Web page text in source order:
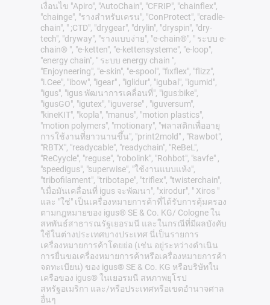
เงื่อนไข "Apiro", "AutoChain", "CFRIP", "chainflex",
"chainge", "รางสำหรับเครน", "ConProtect", "cradle-
chain", " ;CTD", "drygear", "drylin", "dryspin", "dry-
tech", "dryway", "รางแบบง่าย", "e-chain®", " ระบบ e-
chain® ", "e-ketten", "e-kettensysteme", "e-loop",
"energy chain", " ระบบ energy chain ",
"Enjoyneering", "e-skin", "e-spool", "fixflex", "flizz",
"i.Cee", "ibow", "igear" , "iglidur", "igubal", "igumid",
"igus", "igus พัฒนาการเคลื่อนที่", "igus:bike",
"igusGO", "igutex", "iguverse" , "iguversum",
"kineKIT", "kopla", "manus", "motion plastics",
"motion polymers", "motionary", "พลาสติกเพื่ออายุ
การใช้งานที่ยาวนานขึ้น", "print2mold" , "Rawbot",
"RBTX", "readycable", "readychain", "ReBeL",
"ReCyycle", "reguse", "robolink", "Rohbot", "savfe" ,
"speedigus", "superwise", "ใช้งานแบบแห้ง",
"tribofilament", "tribotape", "triflex", "twisterchain",
"เมื่อมันเคลื่อนที่ igus จะพัฒนา", "xirodur", " Xiros "
และ "ใช่" เป็นเครื่องหมายการค้าที่ได้รับการคุ้มครอง
ตามกฎหมายของ igus® SE & Co. KG/ Cologne ใน
สหพันธ์สาธารณรัฐเยอรมนี และในกรณีที่มีผลบังคับ
ใช้ในต่างประเทศบางประเทศ นี่เป็นรายการ
เครื่องหมายการค้าโดยย่อ (เช่น อยู่ระหว่างดำเนิน
การยื่นขอเครื่องหมายการค้าหรือเครื่องหมายการค้า
จดทะเบียน) ของ igus® SE & Co. KG หรือบริษัทใน
เครือของ igus® ในเยอรมนี สหภาพยุโรป
สหรัฐอเมริกา และ/หรือประเทศหรือเขตอำนาจศาล
อื่นๆ